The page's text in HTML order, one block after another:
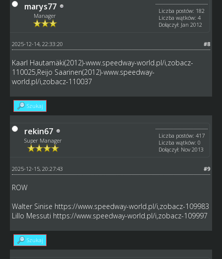
marys77
Manager
Liczba postów: 182
Liczba wątków: 4
Dołączył: Jan 2012
#8
2025-12-14, 22:33:20
Kaarl Hautamäki(2012)-www.speedway-world.pl/i,zobacz-
110025,Reijo Saarinen(2012)-www.speedway-
world.pl/i,zobacz-110037
Szukaj
rekin67
Super Manager
Liczba postów: 417
Liczba wątków: 0
Dołączył: Nov 2013
#9
2025-12-15, 20:27:43
ROW
Walter Sinise https://www.speedway-world.pl/i,zobacz-109983
Lillo Messuti https://www.speedway-world.pl/i,zobacz-109997
Szukaj